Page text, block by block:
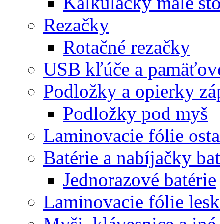
Rezačky
Rotačné rezačky
USB kľúče a
Podložky a opierky
Podložky pod myš
Laminovacie fólie
Batérie a nabíjačky
Jednorazové batérie
Laminovacie fólie